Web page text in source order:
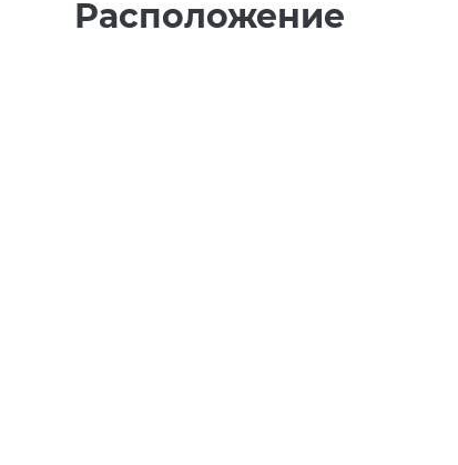
Расположение